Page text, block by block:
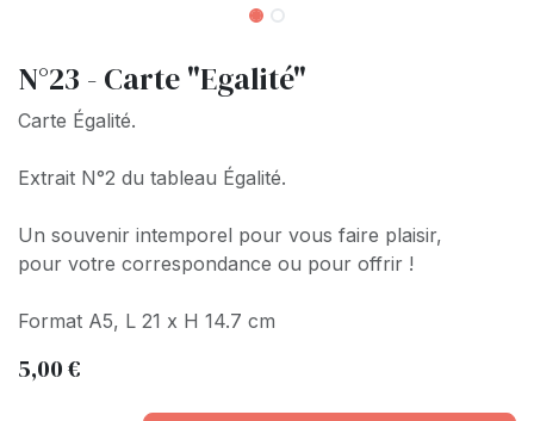
N°23 - Carte "Egalité"
Carte Égalité.
Extrait N°2 du tableau Égalité.
Un souvenir intemporel pour vous faire plaisir,
pour votre correspondance ou pour offrir !
Format A5, L 21 x H 14.7 cm
5,00€